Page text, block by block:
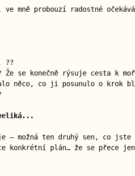
mně probouzí radostné
??
Že se konečně rýsuje cesta k
něco, co ji posunulo o krok
— možná ten druhý sen, co
konkrétní plán… že se přece